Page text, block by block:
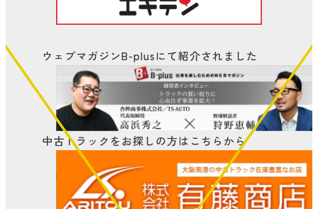
ウェブマガジンB-plusにて紹介されました
中古トラックをお探しの方はこちらから